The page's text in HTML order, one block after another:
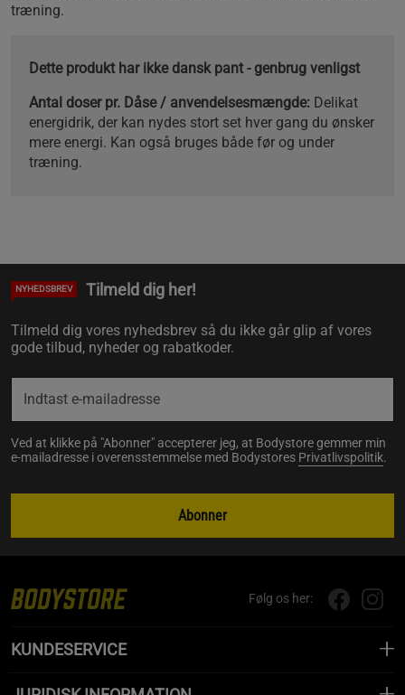
træning.
Dette produkt har ikke dansk pant - genbrug venligst
Antal doser pr. Dåse / anvendelsesmængde: Delikat
energidrik, der kan nydes stort set hver gang du ønsker
mere energi. Kan også bruges både før og under
træning.
NYHEDSBREV Tilmeld dig her!
Tilmeld dig vores nyhedsbrev så du ikke går glip af vores
gode tilbud, nyheder og rabatkoder.
Ved at klikke på "Abonner" accepterer jeg, at Bodystore gemmer min
e-mailadresse i overensstemmelse med Bodystores Privatlivspolitik.
Abonner
Følg os her:
KUNDESERVICE